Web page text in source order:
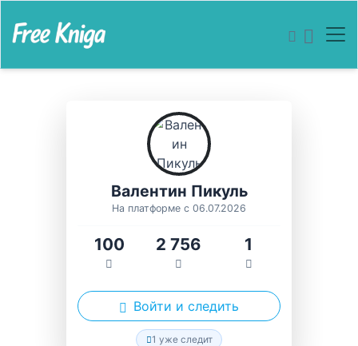
Валентин Пикуль
На платформе с 06.07.2026
100 2 756 1
Войти и следить
1 уже следит